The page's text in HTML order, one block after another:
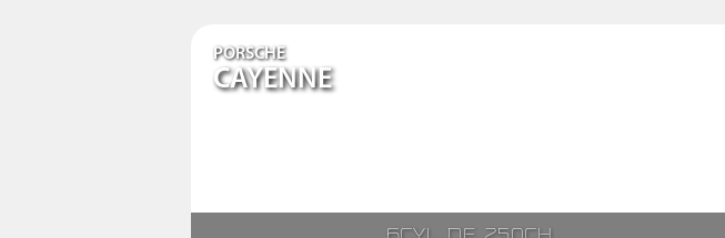
PORSCHE
CAYENNE